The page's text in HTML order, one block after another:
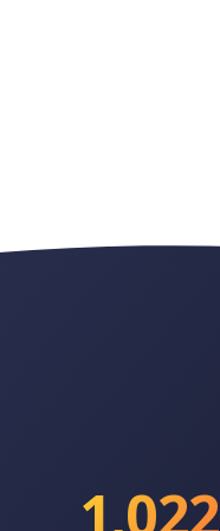
1,022